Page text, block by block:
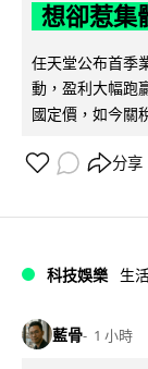
想卻惹集
任天堂公布首季
動，盈利大幅跑
國定價，如今關
分享
科技娛樂 生
藍骨 1 小時